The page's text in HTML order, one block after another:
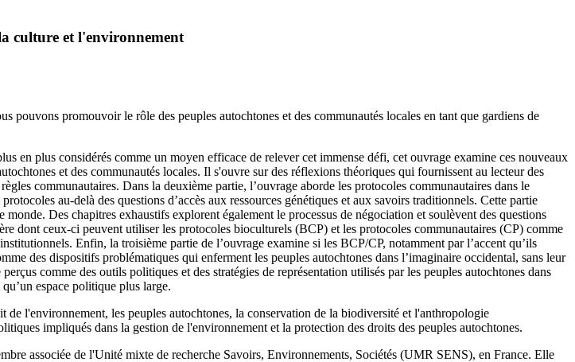
culture et l'environnement
promouvoir le rôle des peuples autochtones et des communautés locales en tant que gardiens de
en plus considérés comme un moyen efficace de relever cet immense défi, cet ouvrage examine ces nouveaux
et des communautés locales. Il s'ouvre sur des réflexions théoriques qui fournissent au lecteur des
communautaires. Dans la deuxième partie, l’ouvrage aborde les protocoles communautaires dans le
au-delà des questions d’accès aux ressources génétiques et aux savoirs traditionnels. Cette partie
Des chapitres exhaustifs explorent également le processus de négociation et soulèvent des questions
dont ceux-ci peuvent utiliser les protocoles bioculturels (BCP) et les protocoles communautaires (CP) comme
Enfin, la troisième partie de l’ouvrage examine si les BCP/CP, notamment par l’accent qu’ils
des dispositifs problématiques qui enferment les peuples autochtones dans l’imaginaire occidental, sans leur
comme des outils politiques et des stratégies de représentation utilisés par les peuples autochtones dans
espace politique plus large.
de l'environnement, les peuples autochtones, la conservation de la biodiversité et l'anthropologie
impliqués dans la gestion de l'environnement et la protection des droits des peuples autochtones.
associée de l'Unité mixte de recherche Savoirs, Environnements, Sociétés (UMR SENS), en France. Elle